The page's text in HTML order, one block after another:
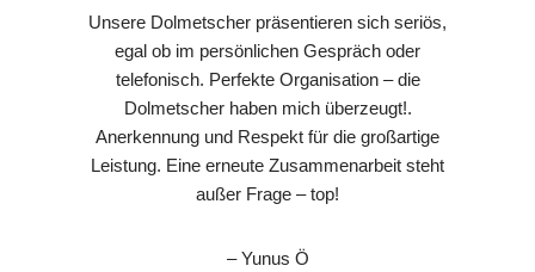
Unsere Dolmetscher präsentieren sich seriös,
egal ob im persönlichen Gespräch oder
telefonisch. Perfekte Organisation – die
Dolmetscher haben mich überzeugt!.
Anerkennung und Respekt für die großartige
Leistung. Eine erneute Zusammenarbeit steht
außer Frage – top!
– Yunus Ö